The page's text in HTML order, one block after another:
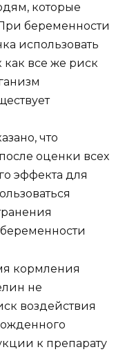
которые
беременности
использовать
как все же риск
что
оценки всех
эффекта для
кормления
не
воздействия
к препарату